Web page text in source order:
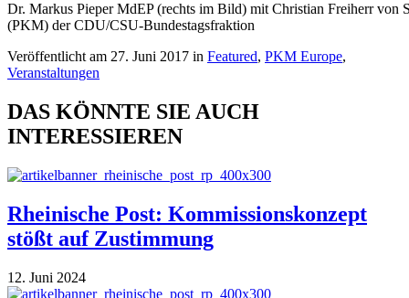
Dr. Markus Pieper MdEP (rechts im Bild) mit Christian Freiherr von
(PKM) der CDU/CSU-Bundestagsfraktion
Veröffentlicht am 27. Juni 2017 in Featured, PKM Europe,
Veranstaltungen
DAS KÖNNTE SIE AUCH
INTERESSIEREN
Rheinische Post: Kommissionskonzept
stößt auf Zustimmung
12. Juni 2024